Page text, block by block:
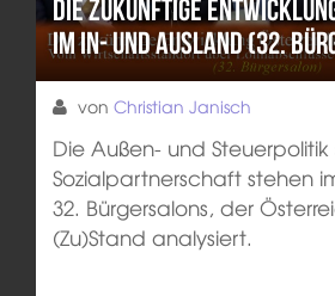
Die zukünftige
im In- und Ausland (32.
von Christian Janisch
Die Außen- und
Sozialpartnerschaft stehen
32. Bürgersalons, der
(Zu)Stand analysiert.